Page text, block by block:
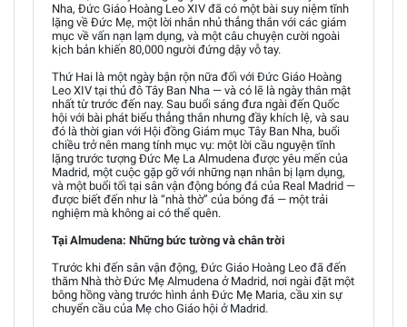
Nha, Đức Giáo Hoàng Leo XIV đã có một bài suy niệm tĩnh
lặng về Đức Mẹ, một lời nhắn nhủ thẳng thắn với các giám
mục về vấn nạn lạm dụng, và một câu chuyện cười ngoài
kịch bản khiến 80,000 người đứng dậy vỗ tay.
Thứ Hai là một ngày bận rộn nữa đối với Đức Giáo Hoàng
Leo XIV tại thủ đô Tây Ban Nha — và có lẽ là ngày thân mật
nhất từ trước đến nay. Sau buổi sáng đưa ngài đến Quốc
hội với bài phát biểu thẳng thắn nhưng đầy khích lệ, và sau
đó là thời gian với Hội đồng Giám mục Tây Ban Nha, buổi
chiều trở nên mang tính mục vụ: một lời cầu nguyện tĩnh
lặng trước tượng Đức Mẹ La Almudena được yêu mến của
Madrid, một cuộc gặp gỡ với những nạn nhân bị lạm dụng,
và một buổi tối tại sân vận động bóng đá của Real Madrid —
được biết đến như là “nhà thờ” của bóng đá — một trải
nghiệm mà không ai có thể quên.
Tại Almudena: Những bức tường và chân trời
Trước khi đến sân vận động, Đức Giáo Hoàng Leo đã đến
thăm Nhà thờ Đức Mẹ Almudena ở Madrid, nơi ngài đặt một
bông hồng vàng trước hình ảnh Đức Mẹ Maria, cầu xin sự
chuyển cầu của Mẹ cho Giáo hội ở Madrid.